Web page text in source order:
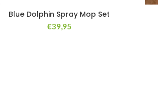
Blue Dolphin Spray Mop Set
€39,95